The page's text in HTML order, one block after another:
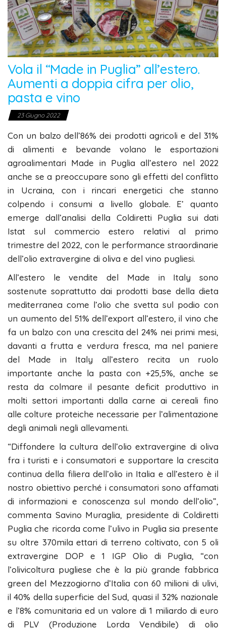
Vola il “Made in Puglia” all’estero.
Aumenti a doppia cifra per olio,
pasta e vino
23 Giugno 2022
Con un balzo dell’86% dei prodotti agricoli e del 31%
di alimenti e bevande volano le esportazioni
agroalimentari Made in Puglia all’estero nel 2022
anche se a preoccupare sono gli effetti del conflitto
in Ucraina, con i rincari energetici che stanno
colpendo i consumi a livello globale. E’ quanto
emerge dall’analisi della Coldiretti Puglia sui dati
Istat sul commercio estero relativi al primo
trimestre del 2022, con le performance straordinarie
dell’olio extravergine di oliva e del vino pugliesi.
All’estero le vendite del Made in Italy sono
sostenute soprattutto dai prodotti base della dieta
mediterranea come l’olio che svetta sul podio con
un aumento del 51% dell’export all’estero, il vino che
fa un balzo con una crescita del 24% nei primi mesi,
davanti a frutta e verdura fresca, ma nel paniere
del Made in Italy all’estero recita un ruolo
importante anche la pasta con +25,5%, anche se
resta da colmare il pesante deficit produttivo in
molti settori importanti dalla carne ai cereali fino
alle colture proteiche necessarie per l’alimentazione
degli animali negli allevamenti.
“Diffondere la cultura dell’olio extravergine di oliva
fra i turisti e i consumatori e supportare la crescita
continua della filiera dell’olio in Italia e all’estero è il
nostro obiettivo perché i consumatori sono affamati
di informazioni e conoscenza sul mondo dell’olio”,
commenta Savino Muraglia, presidente di Coldiretti
Puglia che ricorda come l’ulivo in Puglia sia presente
su oltre 370mila ettari di terreno coltivato, con 5 oli
extravergine DOP e 1 IGP Olio di Puglia, “con
l’olivicoltura pugliese che è la più grande fabbrica
green del Mezzogiorno d’Italia con 60 milioni di ulivi,
il 40% della superficie del Sud, quasi il 32% nazionale
e l’8% comunitaria ed un valore di 1 miliardo di euro
di PLV (Produzione Lorda Vendibile) di olio